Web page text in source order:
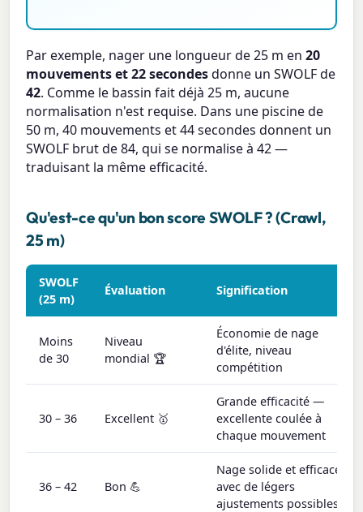
Par exemple, nager une longueur de 25 m en20
mouvements et 22 secondesdonne un SWOLF de
42. Comme le bassin fait déjà 25 m, aucune
normalisation n'est requise. Dans une piscine de
50 m, 40 mouvements et 44 secondes donnent un
SWOLF brut de 84, qui se normalise à 42 —
traduisant la même efficacité.
Qu'est-ce qu'un bon score SWOLF ? (Crawl,
25 m)
SWOLF
(25 m)
Évaluation Signification
Moins
de 30
Niveau
mondial 🏆
Économie de nage
d'élite, niveau
compétition
30 – 36 Excellent 🥇
Grande efficacité —
excellente coulée à
chaque mouvement
36 – 42 Bon 💪
Nage solide et efficace
avec de légers
ajustements possibles